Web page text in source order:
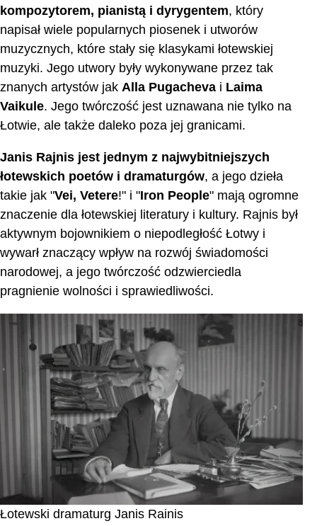
kompozytorem, pianistą i dyrygentem, który
napisał wiele popularnych piosenek i utworów
muzycznych, które stały się klasykami łotewskiej
muzyki. Jego utwory były wykonywane przez tak
znanych artystów jak Alla Pugacheva i Laima
Vaikule. Jego twórczość jest uznawana nie tylko na
Łotwie, ale także daleko poza jej granicami.
Janis Rajnis jest jednym z najwybitniejszych
łotewskich poetów i dramaturgów, a jego dzieła
takie jak "Vei, Vetere!" i "Iron People" mają ogromne
znaczenie dla łotewskiej literatury i kultury. Rajnis był
aktywnym bojownikiem o niepodległość Łotwy i
wywarł znaczący wpływ na rozwój świadomości
narodowej, a jego twórczość odzwierciedla
pragnienie wolności i sprawiedliwości.
Łotewski dramaturg Janis Rainis